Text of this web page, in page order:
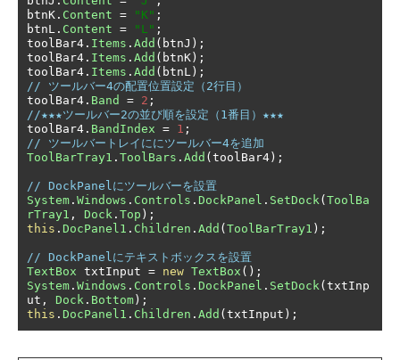
btnK . Content = "K" ;
btnL . Content = "L" ;
toolBar4 . Items . Add ( btnJ );
toolBar4 . Items . Add ( btnK);
toolBar4 . Items . Add ( btnL );
// ツールバー4の配置位置設定（2行目）
toolBar4 . Band = 2 ;
//★★★ツールバー2の並び順を設定（1番目）★★★
toolBar4 . BandIndex = 1 ;
// ツールバートレイににツールバー4を追加
ToolBarTray1 . ToolBars . Add (toolBar4);
// DockPanelにツールバーを設置
System . Windows . Controls . DockPanel . SetDock (ToolBa
rTray1 , Dock . Top );
this . DocPanel1 . Children . Add (ToolBarTray1 );
// DockPanelにテキストボックスを設置
TextBox txtInput = new TextBox ();
System . Windows . Controls . DockPanel . SetDock (txtInp
ut , Dock . Bottom);
this . DocPanel1 . Children . Add (txtInput );